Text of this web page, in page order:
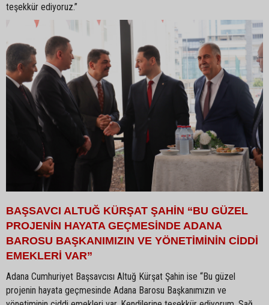
teşekkür ediyoruz.”
BAŞSAVCI ALTUĞ KÜRŞAT ŞAHİN “BU GÜZEL
PROJENİN HAYATA GEÇMESİNDE ADANA
BAROSU BAŞKANIMIZIN VE YÖNETİMİNİN CİDDİ
EMEKLERİ VAR”
Adana Cumhuriyet Başsavcısı Altuğ Kürşat Şahin ise “Bu güzel
projenin hayata geçmesinde Adana Barosu Başkanımızın ve